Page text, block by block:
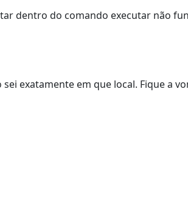
dentro do comando executar não
exatamente em que local. Fique a